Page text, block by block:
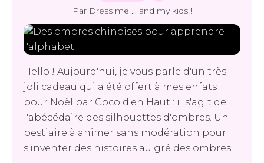
Par Dress me ... and my kids !
Hello ! Aujourd'hui, je vous parle d'un très
joli cadeau qui a été offert à mes enfats
pour Noël par Coco d'en Haut : il s'agit de
l'abécédaire des silhouettes d'ombres. Un
bestiaire à animer sans modération pour
s'inventer des histoires au gré des ombres...